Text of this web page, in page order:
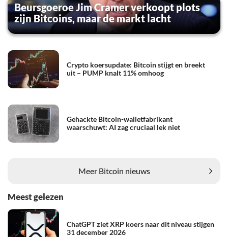
Beursgoeroe Jim Cramer verkoopt plots
zijn Bitcoins, maar de markt lacht
Crypto koersupdate: Bitcoin stijgt en breekt
uit – PUMP knalt 11% omhoog
Gehackte Bitcoin-walletfabrikant
waarschuwt: AI zag cruciaal lek niet
Meer Bitcoin nieuws
Meest gelezen
ChatGPT ziet XRP koers naar dit niveau stijgen
31 december 2026